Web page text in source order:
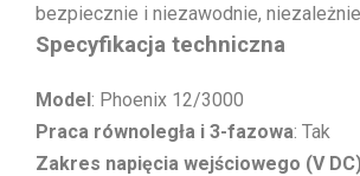
bezpiecznie i niezawodnie,
Specyfikacja techniczna
Model: Phoenix 12/3000
Praca równoległa i 3-fazowa: Tak
Zakres napięcia wejściowego (V